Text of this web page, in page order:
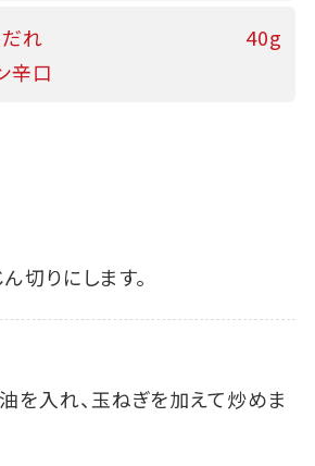
れ
辛口
40g
切りにします。
を入れ、玉ねぎを加えて炒めま